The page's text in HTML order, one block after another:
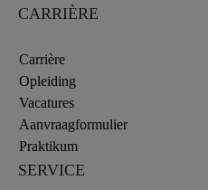
CARRIÈRE
Carrière
Opleiding
Vacatures
Aanvraagformulier
Praktikum
SERVICE